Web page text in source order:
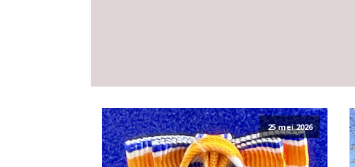
25 mei 2026